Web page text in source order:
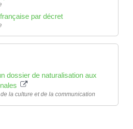
par décret
dossier de naturalisation aux
la culture et de la communication